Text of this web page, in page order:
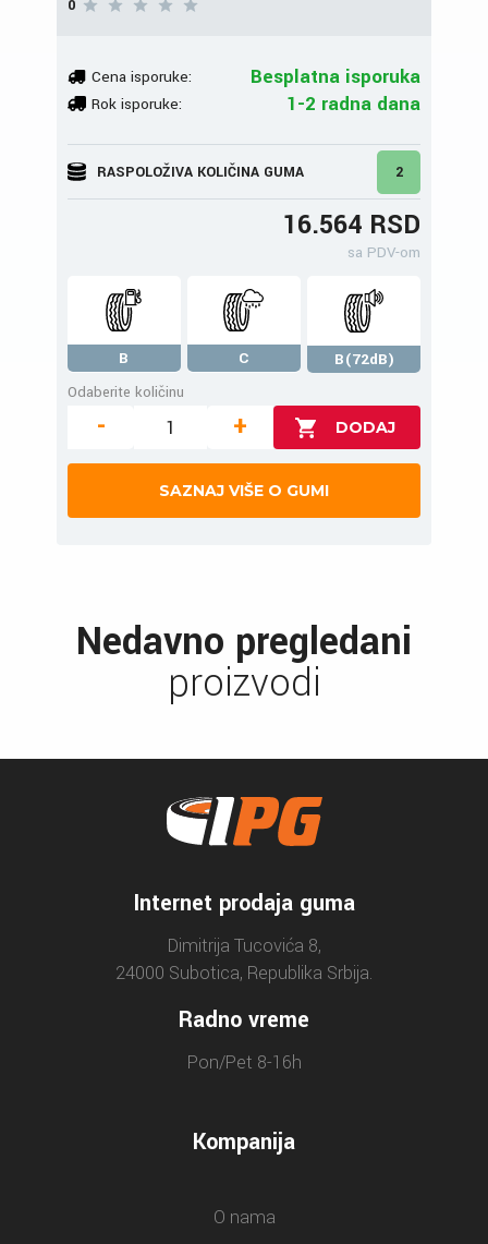
0
Cena isporuke: Besplatna isporuka
Rok isporuke: 1-2 radna dana
RASPOLOŽIVA KOLIČINA GUMA 2
16.564 RSD
sa PDV-om
B C
B(72dB)
Odaberite količinu
- +
SAZNAJ VIŠE O GUMI
Nedavno pregledani
proizvodi
Internet prodaja guma
Dimitrija Tucovića 8,
24000 Subotica, Republika Srbija.
Radno vreme
Pon/Pet 8-16h
Kompanija
O nama